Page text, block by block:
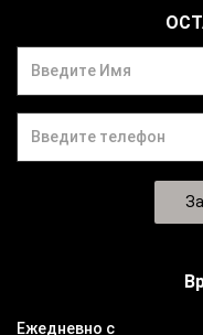
Ежедневно с